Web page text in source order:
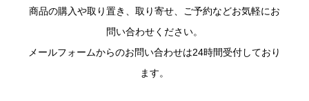
商品の購入や取り置き、取り寄せ、ご予約などお気軽にお
問い合わせください。
メールフォームからのお問い合わせは24時間受付しており
ます。